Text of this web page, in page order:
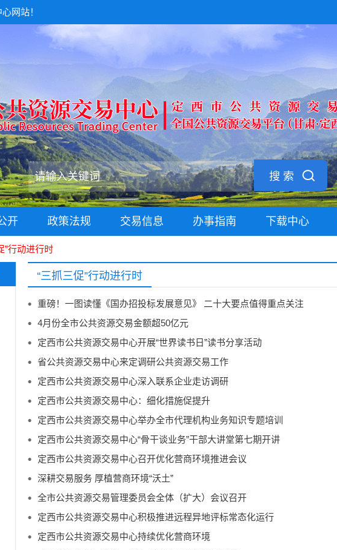
网站！
搜 索
开 政策法规 交易信息 办事指南 下载中心
”行动进行时
“三抓三促”行动进行时
重磅！一图读懂《国办招投标发展意见》 二十大要点值得重点关注
4月份全市公共资源交易金额超50亿元
定西市公共资源交易中心开展“世界读书日”读书分享活动
省公共资源交易中心来定调研公共资源交易工作
定西市公共资源交易中心深入联系企业走访调研
定西市公共资源交易中心：细化措施促提升
定西市公共资源交易中心举办全市代理机构业务知识专题培训
定西市公共资源交易中心“骨干谈业务”干部大讲堂第七期开讲
定西市公共资源交易中心召开优化营商环境推进会议
深耕交易服务 厚植营商环境“沃土”
全市公共资源交易管理委员会全体（扩大）会议召开
定西市公共资源交易中心积极推进远程异地评标常态化运行
定西市公共资源交易中心持续优化营商环境